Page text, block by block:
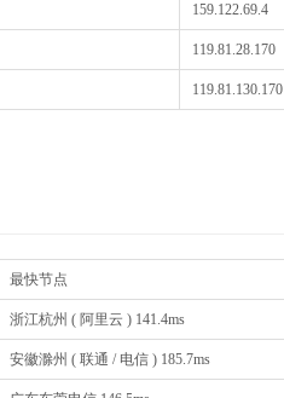
159.122.69.4
119.81.28.170
119.81.130.170
最快节点
浙江杭州 ( 阿里云 ) 141.4ms
安徽滁州 ( 联通 / 电信 ) 185.7ms